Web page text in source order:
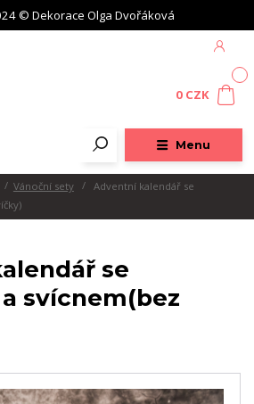
© Dekorace Olga Dvořáková
Menu
0 CZK
Vánoční sety
Adventní kalendář se
se
svícnem(bez